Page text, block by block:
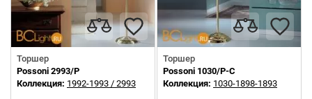
Торшер
Possoni 2993/P
Коллекция: 1992-1993 / 2993
Торшер
Possoni 1030/P-C
Коллекция: 1030-1898-1893